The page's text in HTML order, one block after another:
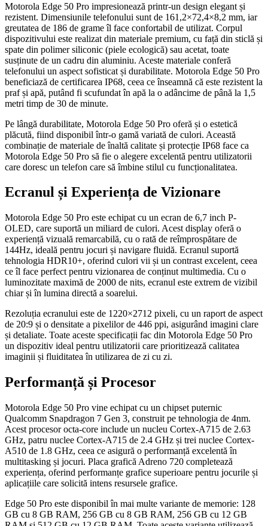
Motorola Edge 50 Pro impresionează printr-un design elegant și
rezistent. Dimensiunile telefonului sunt de 161,2×72,4×8,2 mm, iar
greutatea de 186 de grame îl face confortabil de utilizat. Corpul
dispozitivului este realizat din materiale premium, cu față din sticlă și
spate din polimer siliconic (piele ecologică) sau acetat, toate
susținute de un cadru din aluminiu. Aceste materiale conferă
telefonului un aspect sofisticat și durabilitate. Motorola Edge 50 Pro
beneficiază de certificarea IP68, ceea ce înseamnă că este rezistent la
praf și apă, putând fi scufundat în apă la o adâncime de până la 1,5
metri timp de 30 de minute.
Pe lângă durabilitate, Motorola Edge 50 Pro oferă și o estetică
plăcută, fiind disponibil într-o gamă variată de culori. Această
combinație de materiale de înaltă calitate și protecție IP68 face ca
Motorola Edge 50 Pro să fie o alegere excelentă pentru utilizatorii
care doresc un telefon care să îmbine stilul cu funcționalitatea.
Ecranul și Experiența de Vizionare
Motorola Edge 50 Pro este echipat cu un ecran de 6,7 inch P-
OLED, care suportă un miliard de culori. Acest display oferă o
experiență vizuală remarcabilă, cu o rată de reîmprospătare de
144Hz, ideală pentru jocuri și navigare fluidă. Ecranul suportă
tehnologia HDR10+, oferind culori vii și un contrast excelent, ceea
ce îl face perfect pentru vizionarea de conținut multimedia. Cu o
luminozitate maximă de 2000 de nits, ecranul este extrem de vizibil
chiar și în lumina directă a soarelui.
Rezoluția ecranului este de 1220×2712 pixeli, cu un raport de aspect
de 20:9 și o densitate a pixelilor de 446 ppi, asigurând imagini clare
și detaliate. Toate aceste specificații fac din Motorola Edge 50 Pro
un dispozitiv ideal pentru utilizatorii care prioritizează calitatea
imaginii și fluiditatea în utilizarea de zi cu zi.
Performanță și Procesor
Motorola Edge 50 Pro vine echipat cu un chipset puternic
Qualcomm Snapdragon 7 Gen 3, construit pe tehnologia de 4nm.
Acest procesor octa-core include un nucleu Cortex-A715 de 2.63
GHz, patru nuclee Cortex-A715 de 2.4 GHz și trei nuclee Cortex-
A510 de 1.8 GHz, ceea ce asigură o performanță excelentă în
multitasking și jocuri. Placa grafică Adreno 720 completează
experiența, oferind performanțe grafice superioare pentru jocurile și
aplicațiile care solicită intens resursele grafice.
Edge 50 Pro este disponibil în mai multe variante de memorie: 128
GB cu 8 GB RAM, 256 GB cu 8 GB RAM, 256 GB cu 12 GB